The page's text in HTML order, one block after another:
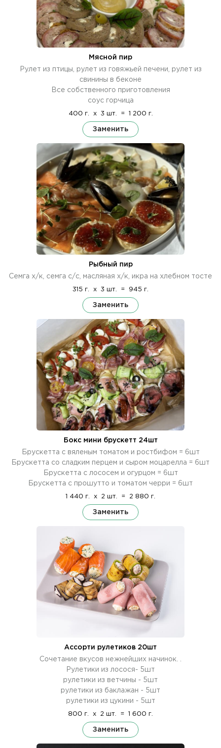
Мясной пир
Рулет из птицы, рулет из говяжьей печени, рулет из
свинины в беконе
Все собственного приготовления
соус горчица
400 г. x 3 шт. = 1 200 г.
Заменить
Рыбный пир
Семга х/к, семга с/с, масляная х/к, икра на хлебном тосте
315 г. x 3 шт. = 945 г.
Заменить
Бокс мини брускетт 24шт
Брускетта с вяленым томатом и ростбифом = 6шт
Брускетта со сладким перцем и сыром моцарелла = 6шт
Брускетта с лососем и огурцом = 6шт
Брускетта с прошутто и томатом черри = 6шт
1 440 г. x 2 шт. = 2 880 г.
Заменить
Ассорти рулетиков 20шт
Сочетание вкусов нежнейших начинок. .
Рулетики из лосося- 5шт
рулетики из ветчины - 5шт
рулетики из баклажан - 5шт
рулетики из цукини - 5шт
800 г. x 2 шт. = 1 600 г.
Заменить